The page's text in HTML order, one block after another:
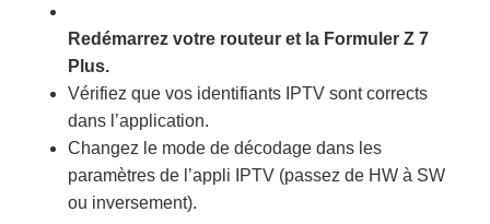
Redémarrez votre routeur et la Formuler Z 7
Plus.
Vérifiez que vos identifiants IPTV sont corrects
dans l’application.
Changez le mode de décodage dans les
paramètres de l’appli IPTV (passez de HW à SW
ou inversement).